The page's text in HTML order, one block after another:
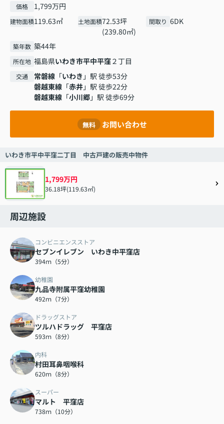
価格 1,799万円
建物面積119.63㎡ 土地面積72.53坪
(239.80㎡)
間取り 6DK
築年数 築44年
所在地 福島県いわき市平中平窪２丁目
交通 常磐線 「いわき 」駅 徒歩53分
磐越東線 「赤井」駅 徒歩22分
磐越東線 「小川郷」駅 徒歩69分
無料 お問い合わせ
いわき市平中平窪二丁目 中古戸建の販売中物件
1,799万円
36.18坪(119.63㎡)
周辺施設
コンビニエンスストア
セブンイレブン いわき中平窪店
394ｍ（5分）
幼稚園
九品寺附属平窪幼稚園
492ｍ（7分）
ドラッグストア
ツルハドラッグ 平窪店
593ｍ（8分）
内科
村田耳鼻咽喉科
620ｍ（8分）
スーパー
マルト 平窪店
738ｍ（10分）